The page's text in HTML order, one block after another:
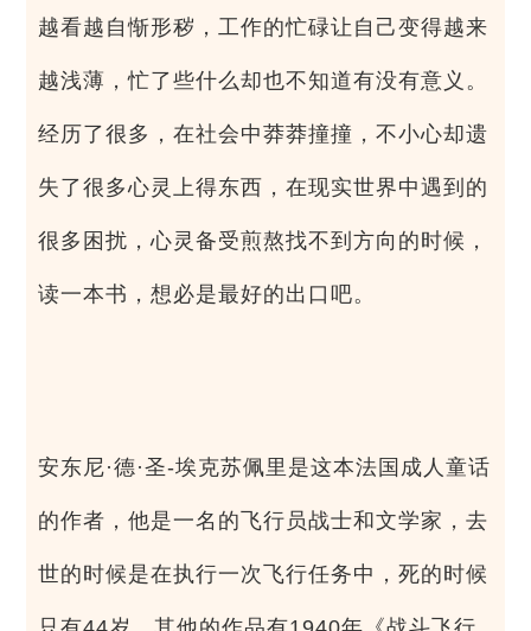
越看越自惭形秽，工作的忙碌让自己变得越来
越浅薄，忙了些什么却也不知道有没有意义。
经历了很多，在社会中莽莽撞撞，不小心却遗
失了很多心灵上得东西，在现实世界中遇到的
很多困扰，心灵备受煎熬找不到方向的时候，
读一本书，想必是最好的出口吧。
安东尼·德·圣-埃克苏佩里是这本法国成人童话
的作者，他是一名的飞行员战士和文学家，去
世的时候是在执行一次飞行任务中，死的时候